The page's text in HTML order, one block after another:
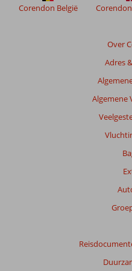
meer
Over
Adres
Algemene
Corendon België